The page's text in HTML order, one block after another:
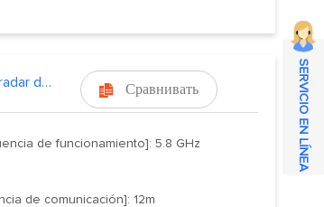
 Сравнивать
5.8GHZ Módulo de radar de detección de
de funcionamiento]: 5.8 GHz
de comunicación]: 12m
SERVICIO EN LÍNEA